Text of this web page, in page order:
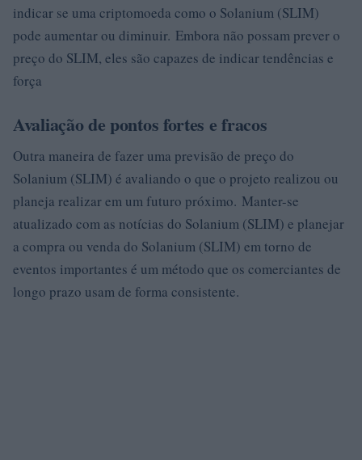
indicar se uma criptomoeda como o Solanium (SLIM)
pode aumentar ou diminuir. Embora não possam prever o
preço do SLIM, eles são capazes de indicar tendências e
força
Avaliação de pontos fortes e fracos
Outra maneira de fazer uma previsão de preço do
Solanium (SLIM) é avaliando o que o projeto realizou ou
planeja realizar em um futuro próximo. Manter-se
atualizado com as notícias do Solanium (SLIM) e planejar
a compra ou venda do Solanium (SLIM) em torno de
eventos importantes é um método que os comerciantes de
longo prazo usam de forma consistente.